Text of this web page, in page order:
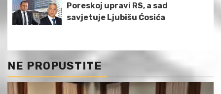
Poreskoj upravi RS, a sad
savjetuje Ljubišu Ćosića
NE PROPUSTITE